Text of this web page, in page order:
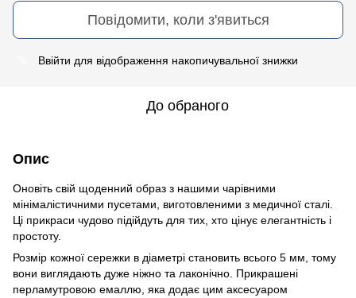
Повідомити, коли з'явиться
Ввійти для відображення накопичувальної знижки
До обраного
Опис
Оновіть свій щоденний образ з нашими чарівними
мінімалістичними пусетами, виготовленими з медичної сталі.
Ці прикраси чудово підійдуть для тих, хто цінує елегантність і
простоту.
Розмір кожної сережки в діаметрі становить всього 5 мм, тому
вони виглядають дуже ніжно та лаконічно. Прикрашені
перламутровою емаллю, яка додає цим аксесуаром